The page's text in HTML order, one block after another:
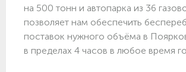
на 500 тонн и автопарка из 36
позволяет нам обеспечить
поставок нужного объёма в
в пределах 4 часов в любое время